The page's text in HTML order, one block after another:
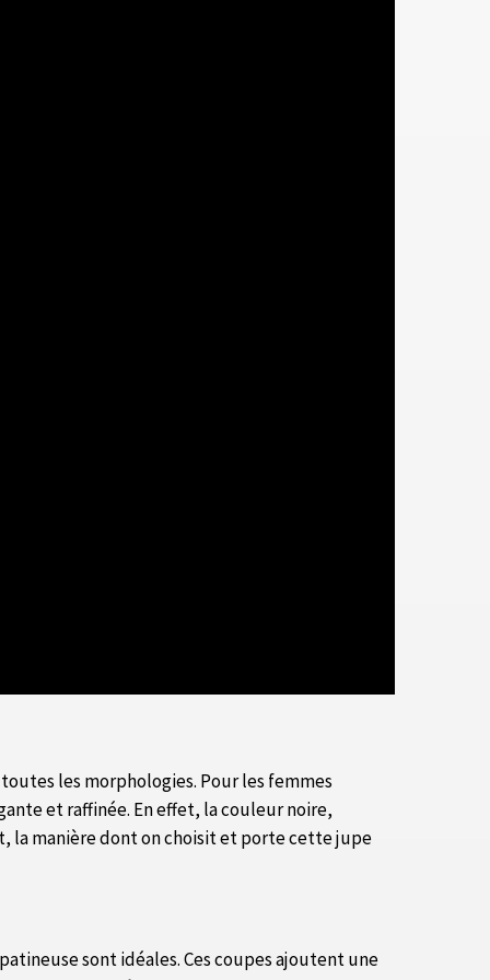
les morphologies. Pour les femmes
et raffinée. En effet, la couleur noire,
la manière dont on choisit et porte cette jupe
sont idéales. Ces coupes ajoutent une